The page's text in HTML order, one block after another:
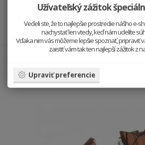
Urobte radosť zo skladania svojim najbližším.
skvelou voľbou pre každého, kto miluje zábavu
Hodí sa k
Užívateľský zážitok
Vedeli ste, že to najlepšie prostredie nášho e-
nachystať len vtedy, keď nám udelíte
Vďaka nim vás môžeme lepšie spoznať, pripraviť
zaistiť vám tak ten najlepší zážitok z
Upraviť preferencie